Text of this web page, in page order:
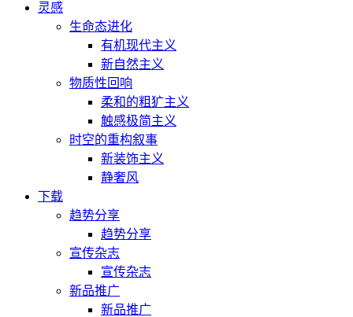
灵感
生命态进化
有机现代主义
新自然主义
物质性回响
柔和的粗犷主义
触感极简主义
时空的重构叙事
新装饰主义
静奢风
下载
趋势分享
趋势分享
宣传杂志
宣传杂志
新品推广
新品推广